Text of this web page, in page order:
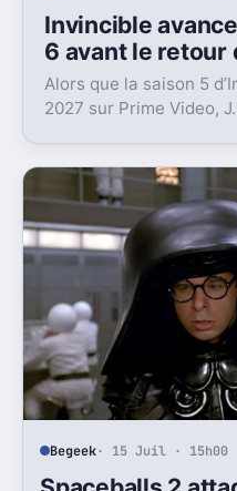
Invincible
6 avant le retour
Alors que la saison 5
2027 sur Prime Video,
Begeek· 15 Juil · 15h00